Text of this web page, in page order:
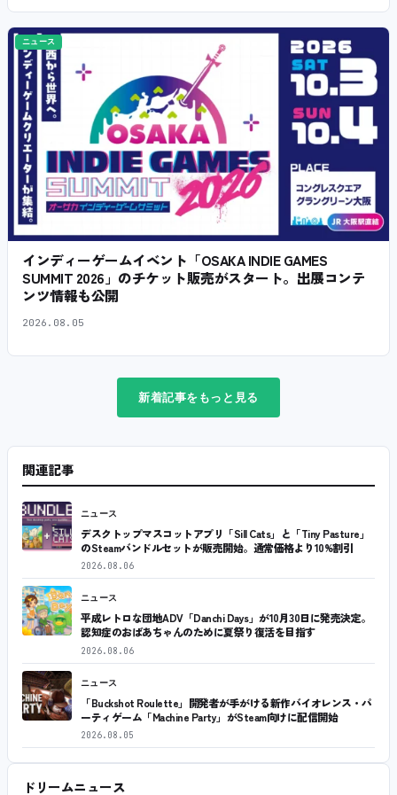
ニュース
インディーゲームイベント「OSAKA INDIE GAMES
SUMMIT 2026」のチケット販売がスタート。出展コンテ
ンツ情報も公開
2026.08.05
新着記事をもっと見る
関連記事
ニュース
デスクトップマスコットアプリ「Sill Cats」と「Tiny Pasture」
のSteamバンドルセットが販売開始。通常価格より10%割引
2026.08.06
ニュース
平成レトロな団地ADV「Danchi Days」が10月30日に発売決定。
認知症のおばあちゃんのために夏祭り復活を目指す
2026.08.06
ニュース
「Buckshot Roulette」開発者が手がける新作バイオレンス・パ
ーティゲーム「Machine Party」がSteam向けに配信開始
2026.08.05
ドリームニュース